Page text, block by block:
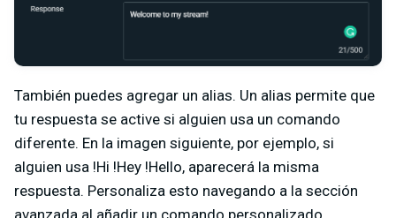
También puedes agregar un alias. Un alias permite que
tu respuesta se active si alguien usa un comando
diferente. En la imagen siguiente, por ejemplo, si
alguien usa !Hi !Hey !Hello, aparecerá la misma
respuesta. Personaliza esto navegando a la sección
avanzada al añadir un comando personalizado.